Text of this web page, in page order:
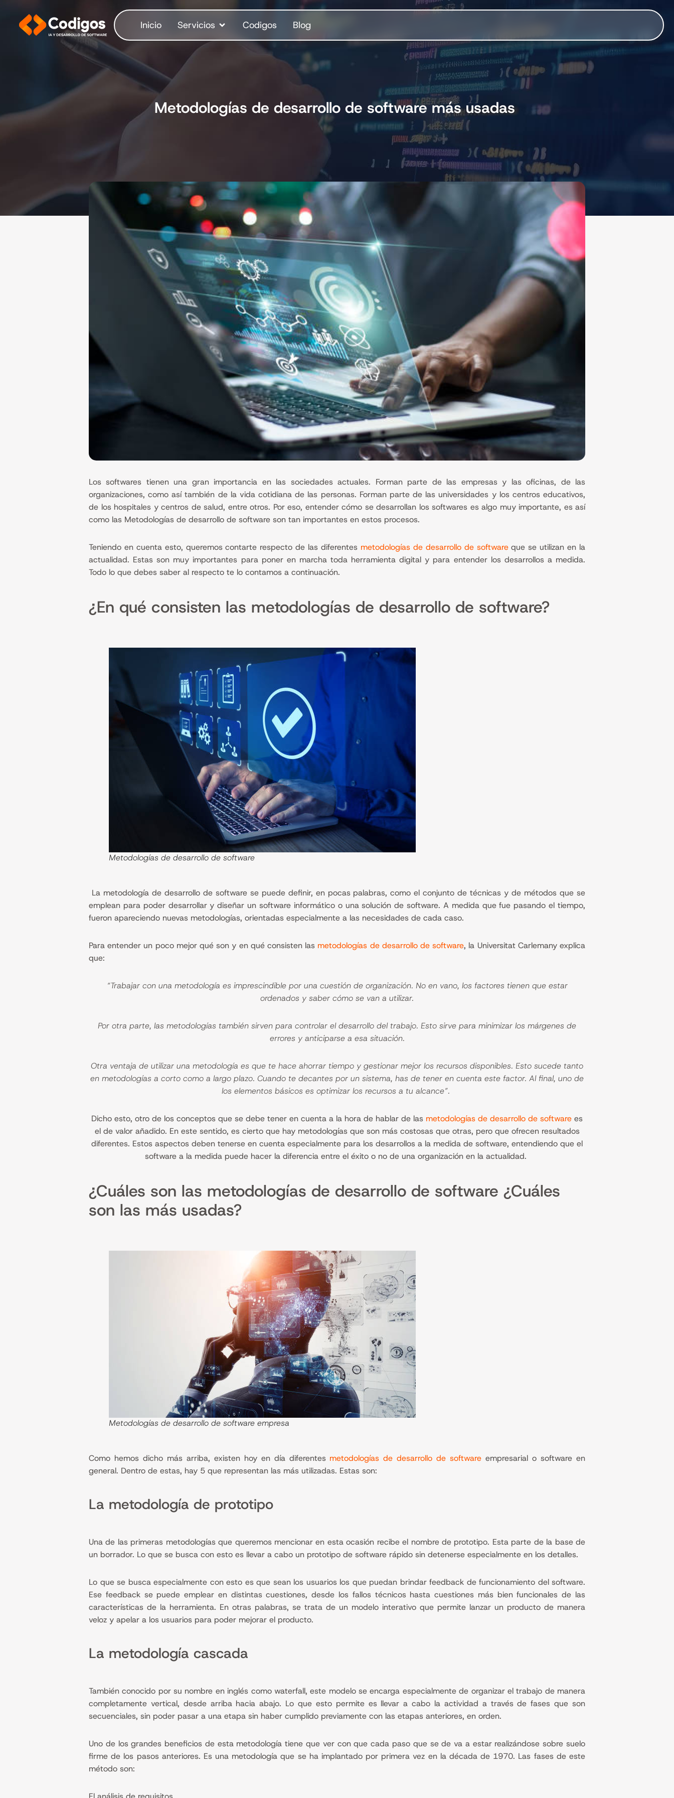
Inicio Servicios Codigos Blog
Metodologías de desarrollo de software más usadas
Los softwares tienen una gran importancia en las sociedades actuales. Forman parte de las empresas y las oficinas, de las
organizaciones, como así también de la vida cotidiana de las personas. Forman parte de las universidades y los centros educativos,
de los hospitales y centros de salud, entre otros. Por eso, entender cómo se desarrollan los softwares es algo muy importante, es así
como las Metodologías de desarrollo de software son tan importantes en estos procesos.
Teniendo en cuenta esto, queremos contarte respecto de las diferentes metodologías de desarrollo de softwareque se utilizan en la
actualidad. Estas son muy importantes para poner en marcha toda herramienta digital y para entender los desarrollos a medida.
Todo lo que debes saber al respecto te lo contamos a continuación.
¿En qué consisten las metodologías de desarrollo de software?
Metodologías de desarrollo de software
La metodología de desarrollo de software se puede definir, en pocas palabras, como el conjunto de técnicas y de métodos que se
emplean para poder desarrollar y diseñar un software informático o una solución de software. A medida que fue pasando el tiempo,
fueron apareciendo nuevas metodologías, orientadas especialmente a las necesidades de cada caso.
Para entender un poco mejor qué son y en qué consisten las metodologías de desarrollo de software, la Universitat Carlemany explica
que:
“Trabajar con una metodología es imprescindible por una cuestión de organización. No en vano, los factores tienen que estar
ordenados y saber cómo se van a utilizar.
Por otra parte, las metodologías también sirven para controlar el desarrollo del trabajo. Esto sirve para minimizar los márgenes de
errores y anticiparse a esa situación.
Otra ventaja de utilizar una metodología es que te hace ahorrar tiempo y gestionar mejor los recursos disponibles. Esto sucede tanto
en metodologías a corto como a largo plazo. Cuando te decantes por un sistema, has de tener en cuenta este factor. Al final, uno de
los elementos básicos es optimizar los recursos a tu alcance”.
Dicho esto, otro de los conceptos que se debe tener en cuenta a la hora de hablar de las metodologías de desarrollo de software es
el de valor añadido. En este sentido, es cierto que hay metodologías que son más costosas que otras, pero que ofrecen resultados
diferentes. Estos aspectos deben tenerse en cuenta especialmente para los desarrollos a la medida de software, entendiendo que el
software a la medida puede hacer la diferencia entre el éxito o no de una organización en la actualidad.
¿Cuáles son las metodologías de desarrollo de software ¿Cuáles
son las más usadas?
Metodologías de desarrollo de software empresa
Como hemos dicho más arriba, existen hoy en día diferentes metodologías de desarrollo de software empresarial o software en
general. Dentro de estas, hay 5 que representan las más utilizadas. Estas son:
La metodología de prototipo
Una de las primeras metodologías que queremos mencionar en esta ocasión recibe el nombre de prototipo. Esta parte de la base de
un borrador. Lo que se busca con esto es llevar a cabo un prototipo de software rápido sin detenerse especialmente en los detalles.
Lo que se busca especialmente con esto es que sean los usuarios los que puedan brindar feedback de funcionamiento del software.
Ese feedback se puede emplear en distintas cuestiones, desde los fallos técnicos hasta cuestiones más bien funcionales de las
características de la herramienta. En otras palabras, se trata de un modelo interativo que permite lanzar un producto de manera
veloz y apelar a los usuarios para poder mejorar el producto.
La metodología cascada
También conocido por su nombre en inglés como waterfall, este modelo se encarga especialmente de organizar el trabajo de manera
completamente vertical, desde arriba hacia abajo. Lo que esto permite es llevar a cabo la actividad a través de fases que son
secuenciales, sin poder pasar a una etapa sin haber cumplido previamente con las etapas anteriores, en orden.
Uno de los grandes beneficios de esta metodología tiene que ver con que cada paso que se de va a estar realizándose sobre suelo
firme de los pasos anteriores. Es una metodología que se ha implantado por primera vez en la década de 1970. Las fases de este
método son: